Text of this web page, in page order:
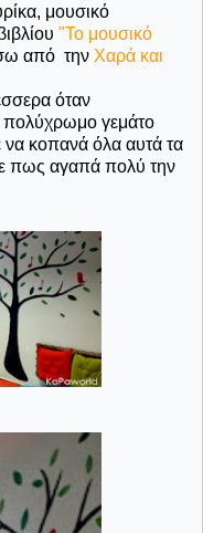
μουσικό
"Το μουσικό
από την Χαρά και
όταν
πολύχρωμο γεμάτο
να κοπανά όλα αυτά τα
πως αγαπά πολύ την